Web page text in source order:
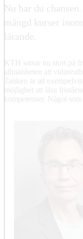
Nu har du
mängd kurser
lärande.
KTH satsar nu stort på
allmänheten att
Tanken är att
möjlighet att läsa
kompetenser. Något